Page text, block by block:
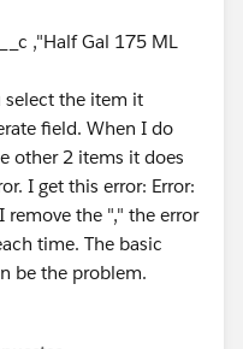
,"Half Gal 175 ML
select the item it
field. When I do
other 2 items it does
I get this error: Error:
remove the "," the error
time. The basic
be the problem.